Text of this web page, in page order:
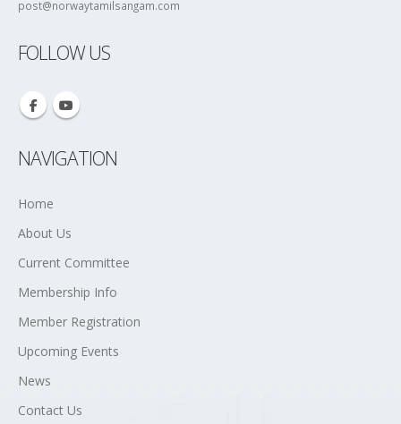
+47 46 77 35 35
Home
About Us
Current Committee
Membership Info
Member Registration
Upcoming Events
News